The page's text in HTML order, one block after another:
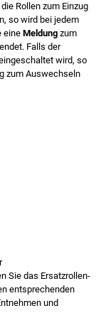
Rollen zum Einzug
so wird bei jedem
eineMeldungzum
Falls der
wird, so
zum Auswechseln
Sie das Ersatzrollen-
entsprechenden
und